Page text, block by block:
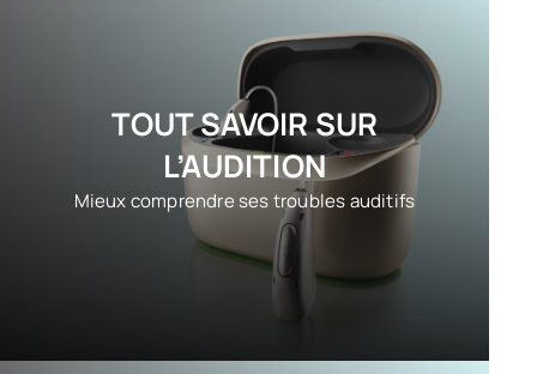
TOUT SAVOIR SUR
L’AUDITION
Mieux comprendre ses troubles auditifs